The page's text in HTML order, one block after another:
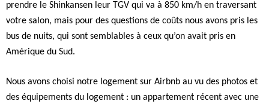
prendre le Shinkansen leur TGV qui va à 850 km/h en traversant
votre salon, mais pour des questions de coûts nous avons pris les
bus de nuits, qui sont semblables à ceux qu’on avait pris en
Amérique du Sud.
Nous avons choisi notre logement sur Airbnb au vu des photos et
des équipements du logement : un appartement récent avec une